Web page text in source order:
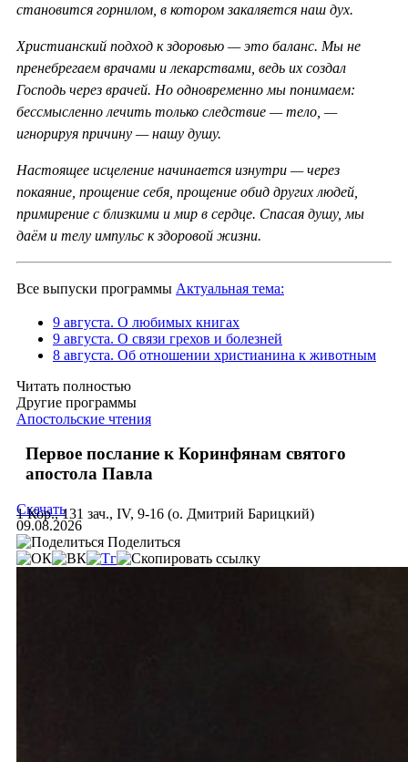
становится горнилом, в котором закаляется наш дух.
Христианский подход к здоровью — это баланс. Мы не
пренебрегаем врачами и лекарствами, ведь их создал
Господь через врачей. Но одновременно мы понимаем:
бессмысленно лечить только следствие — тело, —
игнорируя причину — нашу душу.
Настоящее исцеление начинается изнутри — через
покаяние, прощение себя, прощение обид других людей,
примирение с близкими и мир в сердце. Спасая душу, мы
даём и телу импульс к здоровой жизни.
Все выпуски программы Актуальная тема:
9 августа. О любимых книгах
9 августа. О связи грехов и болезней
8 августа. Об отношении христианина к животным
Читать полностью
Другие программы
Апостольские чтения
Первое послание к Коринфянам святого
апостола Павла
1 Кор., 131 зач., IV, 9-16 (о. Дмитрий Барицкий)
Скачать
09.08.2026
Поделиться